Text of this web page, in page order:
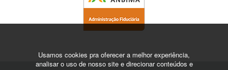
Usamos cookies pra oferecer a melhor experiência,
analisar o uso de nosso site e direcionar conteúdos e